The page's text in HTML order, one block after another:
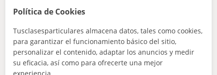
Bachillerato y 2o de Carreras Científicas
8 años de - Clases de Matemáticas y Física hasta 2o de
Carreras Científicas y de Química, Lengua castellana e
Inglés hasta 2o de Bachillera...
Política de Cookies
Tusclasesparticulares almacena datos, tales como cookies,
para garantizar el funcionamiento básico del sitio,
personalizar el contenido, adaptar los anuncios y medir
su eficacia, así como para ofrecerte una mejor
experiencia.